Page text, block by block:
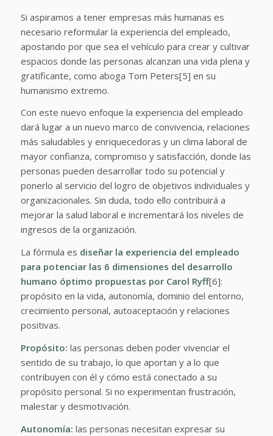
Si aspiramos a tener empresas más humanas es
necesario reformular la experiencia del empleado,
apostando por que sea el vehículo para crear y cultivar
espacios donde las personas alcanzan una vida plena y
gratificante, como aboga Tom Peters[5] en su
humanismo extremo.
Con este nuevo enfoque la experiencia del empleado
dará lugar a un nuevo marco de convivencia, relaciones
más saludables y enriquecedoras y un clima laboral de
mayor confianza, compromiso y satisfacción, donde las
personas pueden desarrollar todo su potencial y
ponerlo al servicio del logro de objetivos individuales y
organizacionales. Sin duda, todo ello contribuirá a
mejorar la salud laboral e incrementará los niveles de
ingresos de la organización.
La fórmula es diseñar la experiencia del empleado
para potenciar las 6 dimensiones del desarrollo
humano óptimo propuestas por Carol Ryff[6]:
propósito en la vida, autonomía, dominio del entorno,
crecimiento personal, autoaceptación y relaciones
positivas.
Propósito: las personas deben poder vivenciar el
sentido de su trabajo, lo que aportan y a lo que
contribuyen con él y cómo está conectado a su
propósito personal. Si no experimentan frustración,
malestar y desmotivación.
Autonomía: las personas necesitan expresar su